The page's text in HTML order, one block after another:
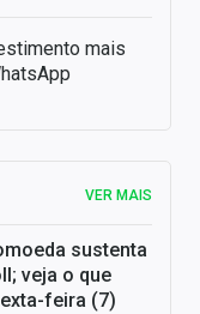
mais
VER MAIS
sustenta
veja o que
feira (7)